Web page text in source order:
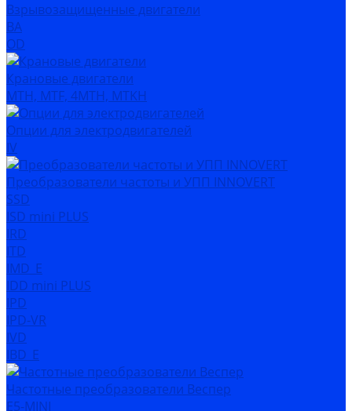
Взрывозащищенные двигатели
ВА
OD
Крановые двигатели
MTH, MTF, 4MTH, MTKH
Опции для электродвигателей
IV
Преобразователи частоты и УПП INNOVERT
SSD
ISD mini PLUS
IRD
ITD
IMD_E
IDD mini PLUS
IPD
IРD-VR
IVD
IBD_E
Частотные преобразователи Веспер
Е5-MINI